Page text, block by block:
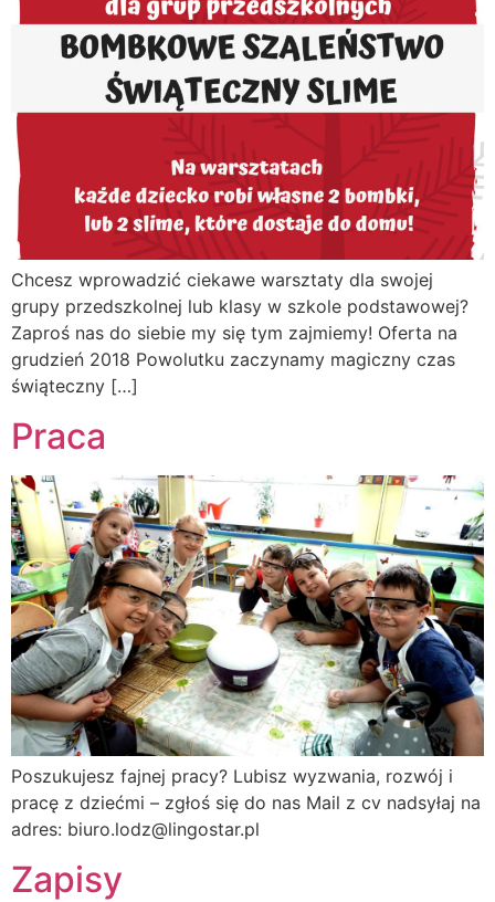
Chcesz wprowadzić ciekawe warsztaty dla swojej
grupy przedszkolnej lub klasy w szkole podstawowej?
Zaproś nas do siebie my się tym zajmiemy! Oferta na
grudzień 2018 Powolutku zaczynamy magiczny czas
świąteczny […]
Praca
Poszukujesz fajnej pracy? Lubisz wyzwania, rozwój i
pracę z dziećmi – zgłoś się do nas Mail z cv nadsyłaj na
adres: biuro.lodz@lingostar.pl
Zapisy